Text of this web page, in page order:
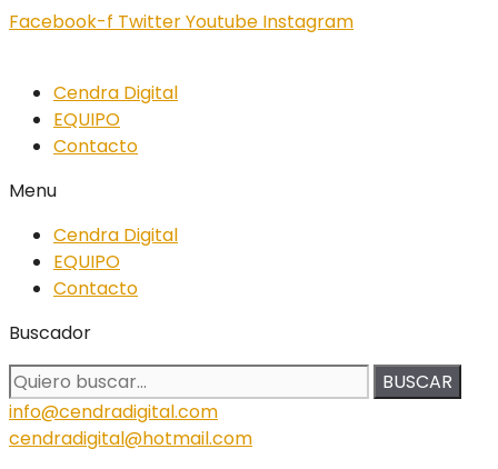
Facebook-f TwitterYoutube Instagram
Cendra Digital
EQUIPO
Contacto
Menu
Cendra Digital
EQUIPO
Contacto
Buscador
BUSCAR
info@cendradigital.com
cendradigital@hotmail.com